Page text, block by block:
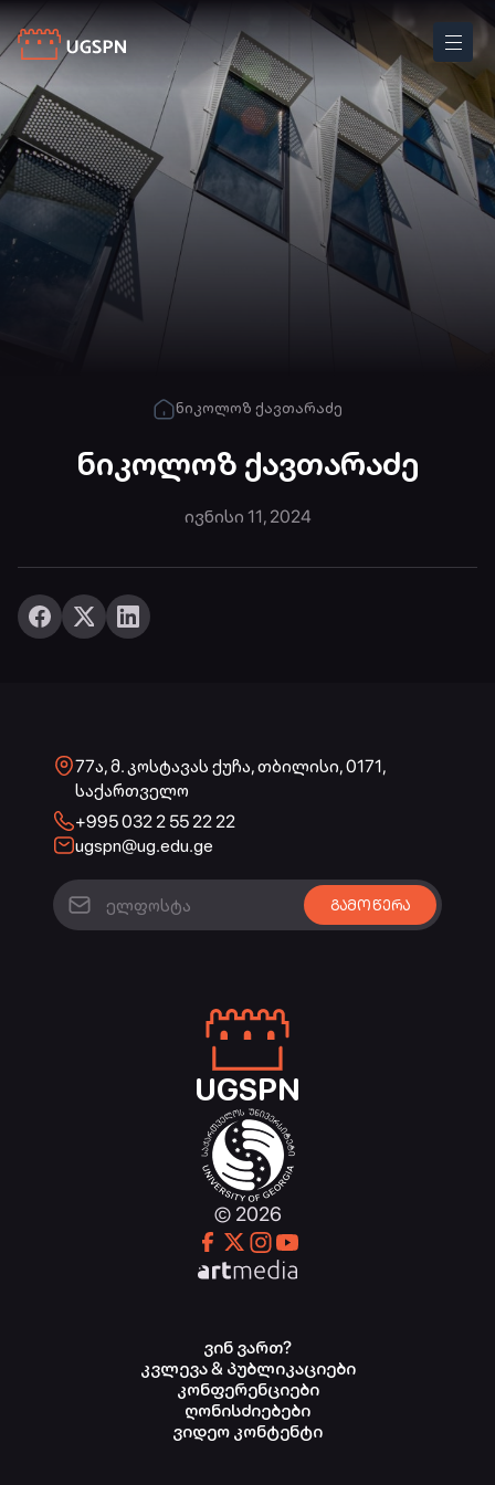
ნიკოლოზ ქავთარაძე
ნიკოლოზ ქავთარაძე
ივნისი 11, 2024
77ა, მ. კოსტავას ქუჩა, თბილისი, 0171,
საქართველო
+995 032 2 55 22 22
ugspn@ug.edu.ge
UGSPN
© 2026
ვინ ვართ?
კვლევა & პუბლიკაციები
კონფერენციები
ღონისძიებები
ვიდეო კონტენტი